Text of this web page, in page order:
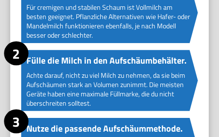
Für cremigen und stabilen Schaum ist Vollmilch am
besten geeignet. Pflanzliche Alternativen wie Hafer- oder
Mandelmilch funktionieren ebenfalls, je nach Modell
besser oder schlechter.
Fülle die Milch in den Aufschäumbehälter.
Achte darauf, nicht zu viel Milch zu nehmen, da sie beim
Aufschäumen stark an Volumen zunimmt. Die meisten
Geräte haben eine maximale Füllmarke, die du nicht
überschreiten solltest.
Nutze die passende Aufschäummethode.